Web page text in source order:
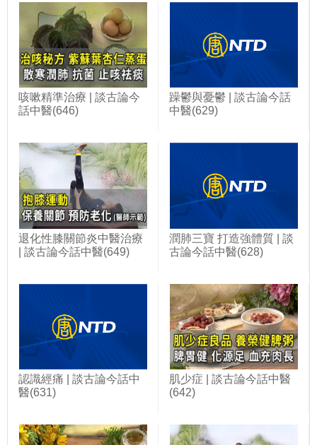
咳嗽精準治療 | 談古論今
話中醫(646)
躁鬱與憂鬱 | 談古論今話
中醫(629)
退化性膝關節炎中醫治療
| 談古論今話中醫(649)
潤肺三寶 打造強體質 | 談
古論今話中醫(628)
認識經痛 | 談古論今話中
醫(631)
肌少症 | 談古論今話中醫
(642)